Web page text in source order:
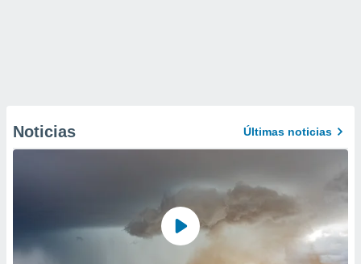
Noticias Últimas noticias